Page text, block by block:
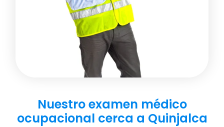
Nuestro examen médico
ocupacional cerca a Quinjalca